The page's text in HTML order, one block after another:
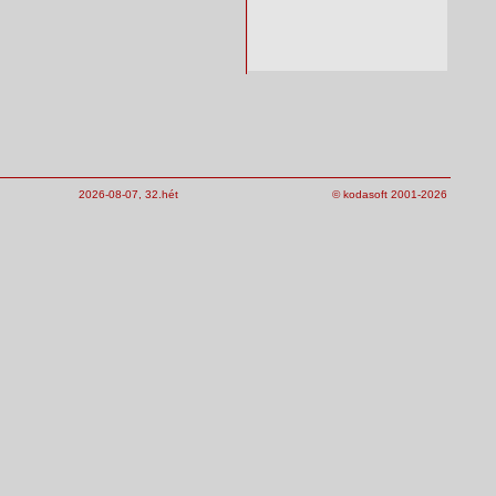
2026-08-07, 32.hét © kodasoft 2001-2026